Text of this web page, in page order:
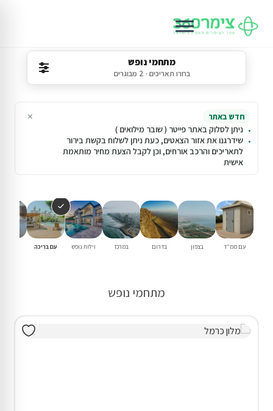
מתחמי נופש
בחרו תאריכים · 2 מבוגרים
חדש באתר
ניתן לסלוק באתר פייטר ( שובר מילואים )
שידרגנו את אזור הצאטים, כעת ניתן לשלוח בקשת בירור
לתאריכים והרכב אורחים, וכן לקבל הצעת מחיר מותאמת
אישית
×
עם ממ"ד בצפון בדרום במרכז וילות נופש עם בריכה
מתחמי נופש